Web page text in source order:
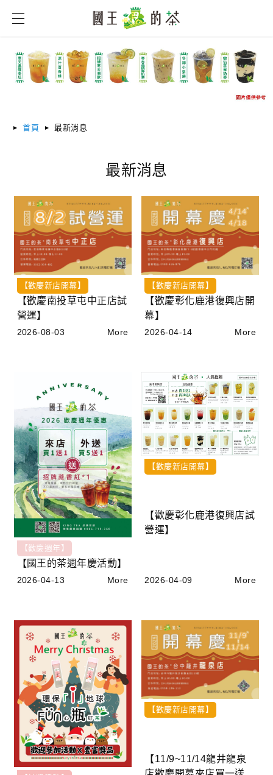
首頁 最新消息
最新消息
【歡慶新店開幕】
【歡慶南投草屯中正店試
營運】
2026-08-03 More
【歡慶新店開幕】
【歡慶彰化鹿港復興店開
幕】
2026-04-14 More
【歡慶週年】
【國王的茶週年慶活動】
2026-04-13 More
【歡慶新店開幕】
【歡慶彰化鹿港復興店試
營運】
2026-04-09 More
【歡慶新店開幕】
【11/9~11/14龍井龍泉